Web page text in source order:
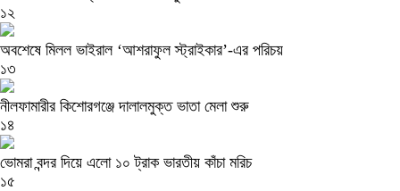
১২
অবশেষে মিলল ভাইরাল ‘আশরাফুল স্ট্রাইকার’-এর পরিচয়
১৩
নীলফামারীর কিশোরগঞ্জে দালালমুক্ত ভাতা মেলা শুরু
১৪
ভোমরা বন্দর দিয়ে এলো ১০ ট্রাক ভারতীয় কাঁচা মরিচ
১৫